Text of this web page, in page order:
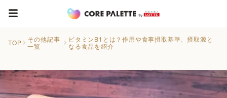
TOP
その他記事
一覧
ビタミンB1とは？作用や食事摂取基準、摂取源と
なる食品を紹介